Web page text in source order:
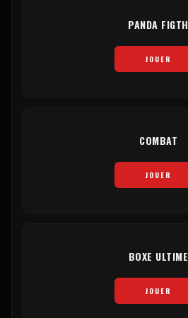
PANDA FIGTH
JOUER
COMBAT
JOUER
BOXE ULTIME
JOUER